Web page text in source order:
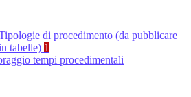
di procedimento (da pubblicare
tabelle) 1
tempi procedimentali